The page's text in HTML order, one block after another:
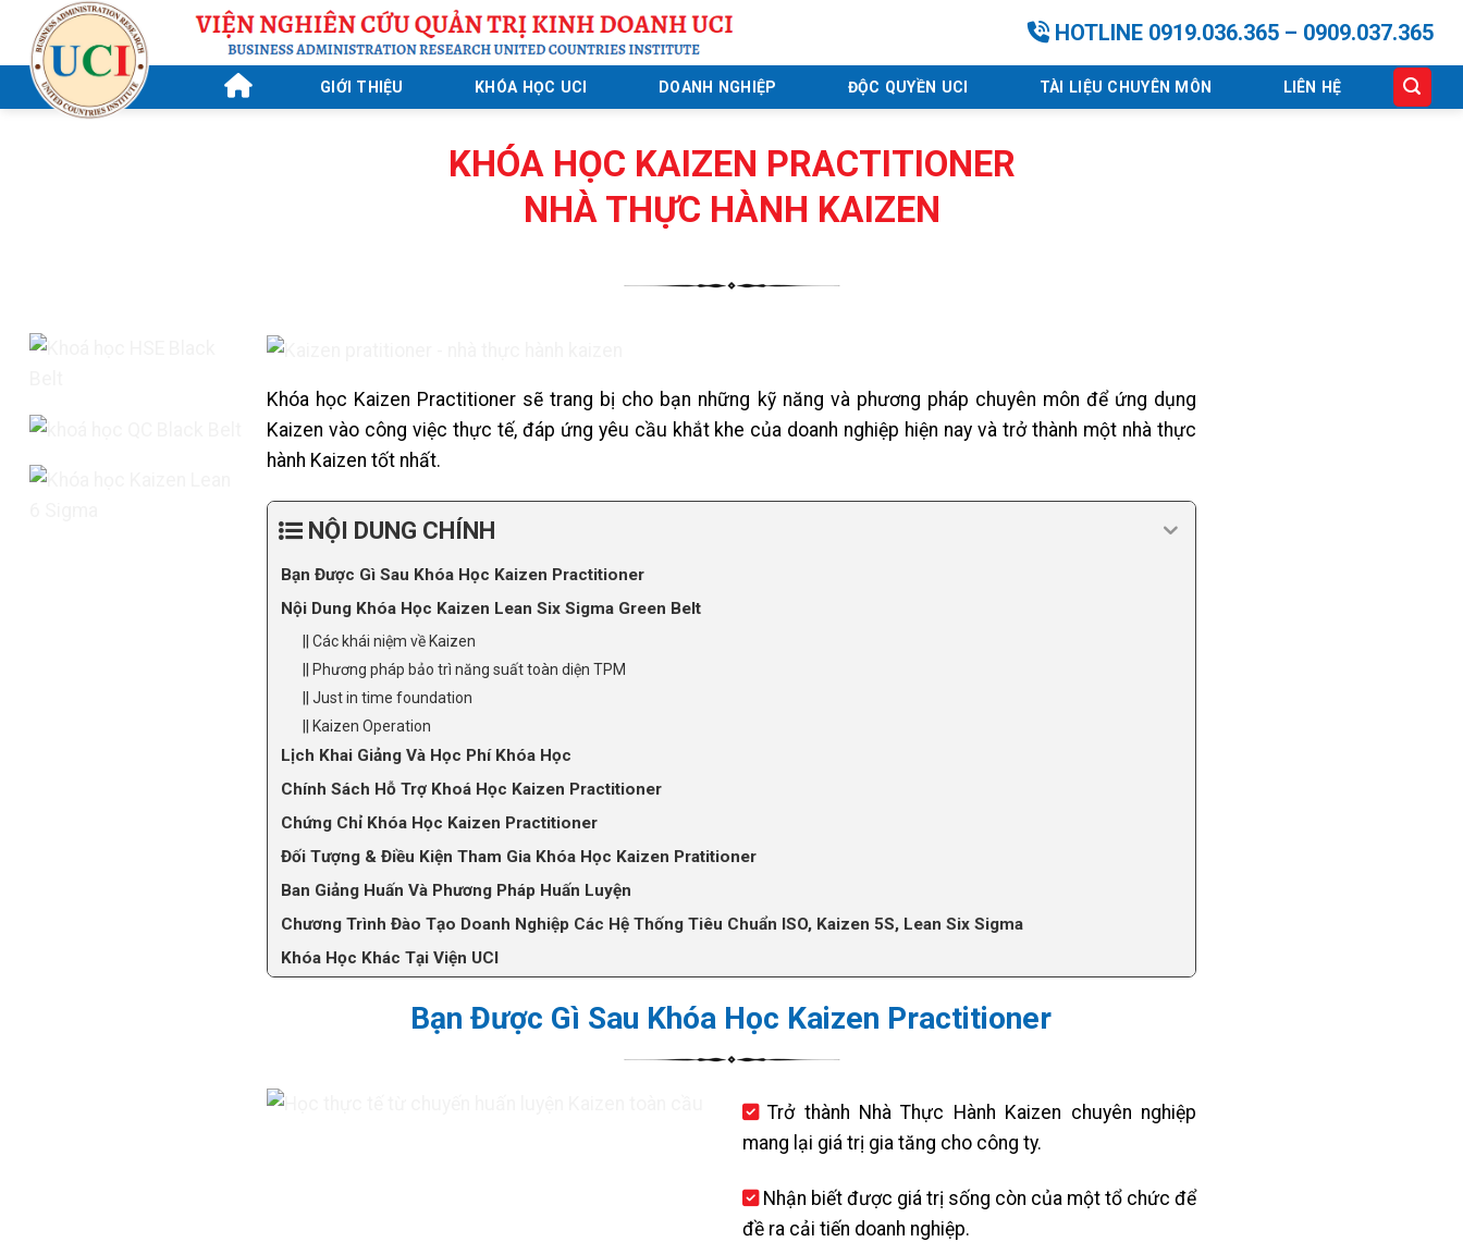
content
HOTLINE 0919.036.365 – 0909.037.365
GIỚI THIỆU KHÓA HỌC UCI DOANH NGHIỆP ĐỘC QUYỀN UCI TÀI LIỆU CHUYÊN MÔN LIÊN HỆ
KHÓA HỌC KAIZEN PRACTITIONER
NHÀ THỰC HÀNH KAIZEN
Khóa học Kaizen Practitioner sẽ trang bị cho bạn những kỹ năng và phương pháp chuyên môn để ứng dụng
Kaizen vào công việc thực tế, đáp ứng yêu cầu khắt khe của doanh nghiệp hiện nay và trở thành một nhà thực
hành Kaizen tốt nhất.
NỘI DUNG CHÍNH
Bạn Được Gì Sau Khóa Học Kaizen Practitioner
Nội Dung Khóa Học Kaizen Lean Six Sigma Green Belt
|| Các khái niệm về Kaizen
|| Phương pháp bảo trì năng suất toàn diện TPM
|| Just in time foundation
|| Kaizen Operation
Lịch Khai Giảng Và Học Phí Khóa Học
Chính Sách Hỗ Trợ Khoá Học Kaizen Practitioner
Chứng Chỉ Khóa Học Kaizen Practitioner
Đối Tượng & Điều Kiện Tham Gia Khóa Học Kaizen Pratitioner
Ban Giảng Huấn Và Phương Pháp Huấn Luyện
Chương Trình Đào Tạo Doanh Nghiệp Các Hệ Thống Tiêu Chuẩn ISO, Kaizen 5S, Lean Six Sigma
Khóa Học Khác Tại Viện UCI
Bạn Được Gì Sau Khóa Học Kaizen Practitioner
Trở thành Nhà Thực Hành Kaizen chuyên nghiệp
mang lại giá trị gia tăng cho công ty.
Nhận biết được giá trị sống còn của một tổ chức để
đề ra cải tiến doanh nghiệp.